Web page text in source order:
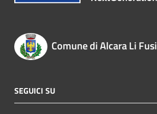
Comune di Alcara Li Fusi
SEGUICI SU